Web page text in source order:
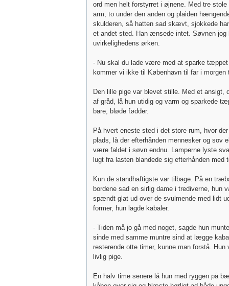
ord men helt forstyrret i øjnene. Med tre stole
arm, to under den anden og plaiden
skulderen, så hatten sad skævt, sjokkede
et andet sted. Han ænsede intet. Søvnen jog
uvirkelighedens ørken.
- Nu skal du lade være med at sparke
kommer vi ikke til København til far i morgen
Den lille pige var blevet stille. Med et ansigt,
af gråd, lå hun utidig og varm og sparkede
bare, bløde fødder.
På hvert eneste sted i det store rum, hvor
plads, lå der efterhånden mennesker og sov
være faldet i søvn endnu. Lamperne lyste
lugt fra lasten blandede sig efterhånden med
Kun de standhaftigste var tilbage. På en
bordene sad en sirlig dame i trediverne, hun
spændt glat ud over de svulmende med lidt
former, hun lagde kabaler.
- Tiden må jo gå med noget, sagde hun
sinde med samme muntre sind at lægge
resterende otte timer, kunne man forstå. Hun
livlig pige.
En halv time senere lå hun med ryggen på